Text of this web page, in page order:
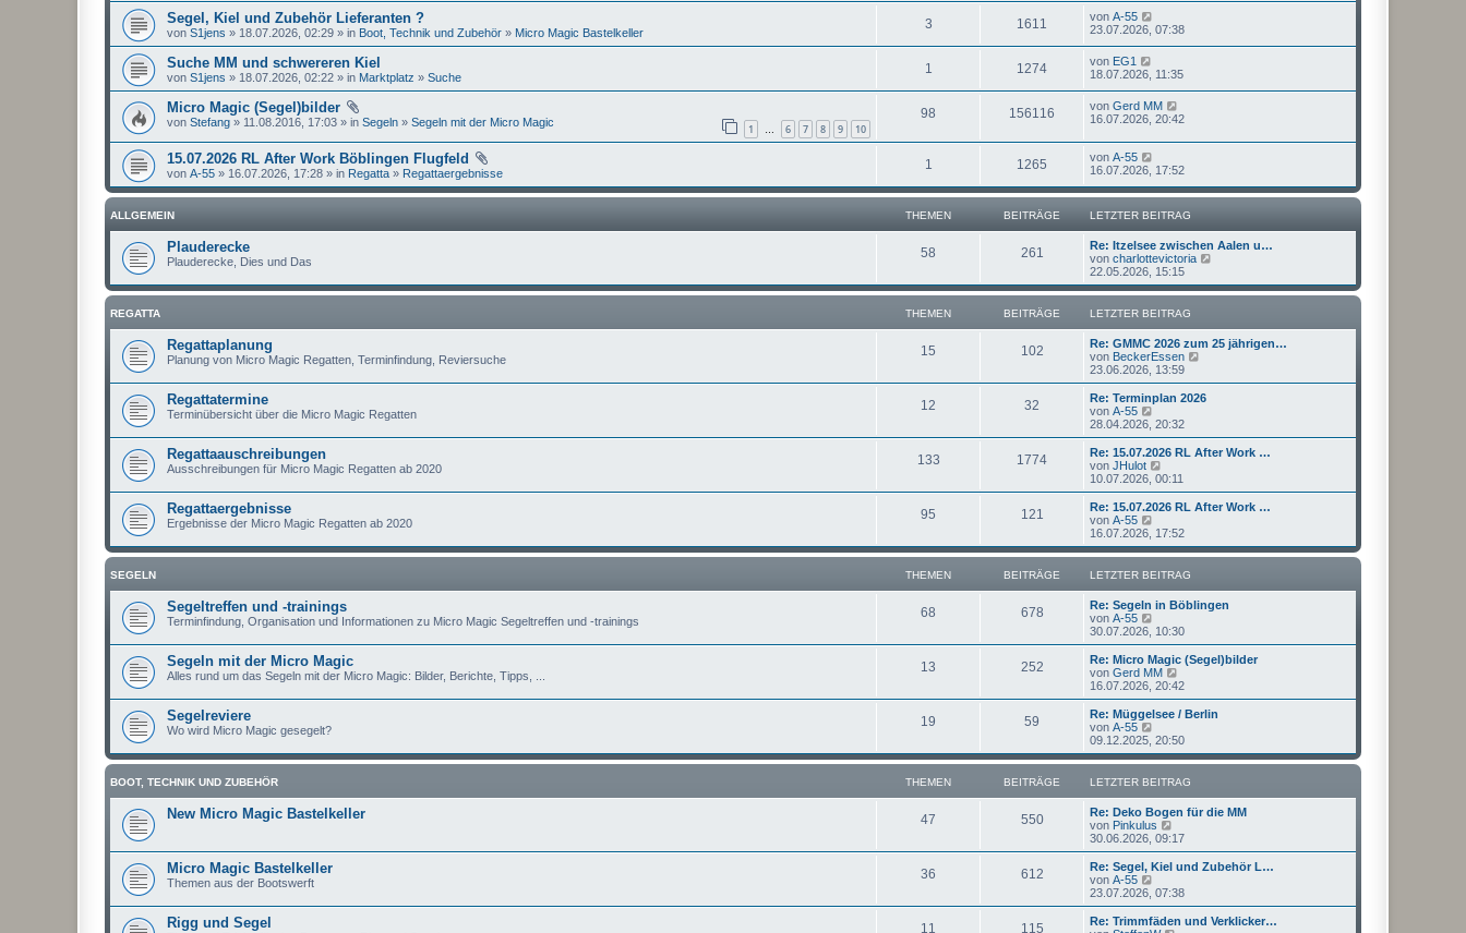
Segel, Kiel und Zubehör Lieferanten ?
von S1jens » 18.07.2026, 02:29 » in Boot, Technik und Zubehör » Micro Magic Bastelkeller
3 1611 von A-55
23.07.2026, 07:38
Suche MM und schwereren Kiel
von S1jens » 18.07.2026, 02:22 » in Marktplatz » Suche
1 1274 von EG1
18.07.2026, 11:35
Micro Magic (Segel)bilder
1 … 6 7 8 9 10
von Stefang » 11.08.2016, 17:03 » in Segeln » Segeln mit der Micro Magic
98 156116 von Gerd MM
16.07.2026, 20:42
15.07.2026 RL After Work Böblingen Flugfeld
von A-55 » 16.07.2026, 17:28 » in Regatta » Regattaergebnisse
1 1265 von A-55
16.07.2026, 17:52
ALLGEMEIN THEMEN BEITRÄGE LETZTER BEITRAG
Plauderecke
Plauderecke, Dies und Das
58 261
Re: Itzelsee zwischen Aalen u…
von charlottevictoria
u
e
r
i
g
22.05.2026, 15:15
REGATTA THEMEN BEITRÄGE LETZTER BEITRAG
Regattaplanung
Planung von Micro Magic Regatten, Terminfindung, Reviersuche
15 102
Re: GMMC 2026 zum 25 jährigen…
von BeckerEssen
u
e
r
B
r
23.06.2026, 13:59
Regattatermine
Terminübersicht über die Micro Magic Regatten
12 32
Re: Terminplan 2026
von A-55
e
u
e
s
t
r
B
e
t
a
g
28.04.2026, 20:32
Regattaauschreibungen
Ausschreibungen für Micro Magic Regatten ab 2020
133 1774
Re: 15.07.2026 RL After Work …
von JHulot
e
u
e
t
r
B
e
i
t
a
g
10.07.2026, 00:11
Regattaergebnisse
Ergebnisse der Micro Magic Regatten ab 2020
95 121
Re: 15.07.2026 RL After Work …
von A-55
e
u
e
s
r
e
i
t
r
a
g
16.07.2026, 17:52
SEGELN THEMEN BEITRÄGE LETZTER BEITRAG
Segeltreffen und -trainings
Terminfindung, Organisation und Informationen zu Micro Magic Segeltreffen und -trainings
68 678
Re: Segeln in Böblingen
von A-55
e
u
e
s
t
r
B
e
i
t
a
g
30.07.2026, 10:30
Segeln mit der Micro Magic
Alles rund um das Segeln mit der Micro Magic: Bilder, Berichte, Tipps, ...
13 252
Re: Micro Magic (Segel)bilder
von Gerd MM
e
u
e
t
r
B
e
i
t
a
g
16.07.2026, 20:42
Segelreviere
Wo wird Micro Magic gesegelt?
19 59
Re: Müggelsee / Berlin
von A-55
e
u
e
s
r
B
e
i
t
a
g
09.12.2025, 20:50
BOOT, TECHNIK UND ZUBEHÖR THEMEN BEITRÄGE LETZTER BEITRAG
New Micro Magic Bastelkeller 47 550
Re: Deko Bogen für die MM
von Pinkulus
e
u
e
t
B
30.06.2026, 09:17
Micro Magic Bastelkeller
Themen aus der Bootswerft
36 612
Re: Segel, Kiel und Zubehör L…
von A-55
e
u
e
23.07.2026, 07:38
Rigg und Segel 11 115
Re: Trimmfäden und Verklicker…